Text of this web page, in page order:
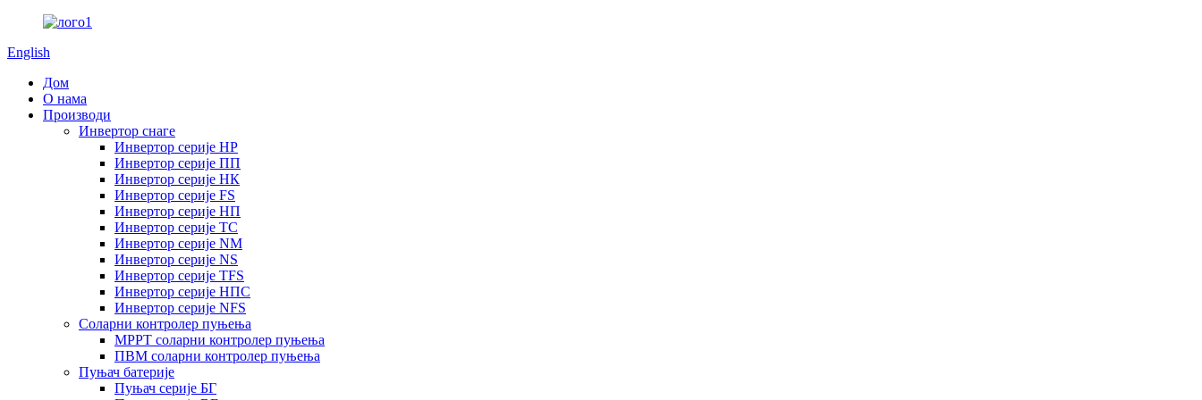
English
Дом
О нама
Производи
Инвертор снаге
Инвертор серије HP
Инвертор серије ПП
Инвертор серије НК
Инвертор серије FS
Инвертор серије НП
Инвертор серије ТС
Инвертор серије NM
Инвертор серије NS
Инвертор серије TFS
Инвертор серије НПС
Инвертор серије NFS
Соларни контролер пуњења
MPPT соларни контролер пуњења
ПВМ соларни контролер пуњења
Пуњач батерије
Пуњач серије БГ